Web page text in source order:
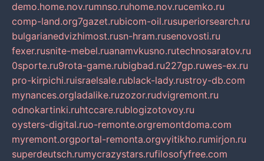
demo.home.nov.rumnso.ruhome.nov.rucemko.ru
comp-land.org7gazet.rubicom-oil.rusuperiorsearch.ru
bulgarianedvizhimost.rusn-hram.rusenovosti.ru
fexer.rusnite-mebel.ruanamvkusno.rutechnosaratov.ru
0sporte.ru9rota-game.rubigbad.ru227gp.ruwes-ex.ru
pro-kirpichi.ruisraelsale.rublack-lady.rustroy-db.com
mynances.orgladalike.ruzozor.rudvigremont.ru
odnokartinki.ruhtccare.rublogizotovoy.ru
oysters-digital.ruo-remonte.orgremontdoma.com
myremont.orgportal-remonta.orgvyitikho.rumirjon.ru
superdeutsch.rumycrazystars.rufilosofyfree.com